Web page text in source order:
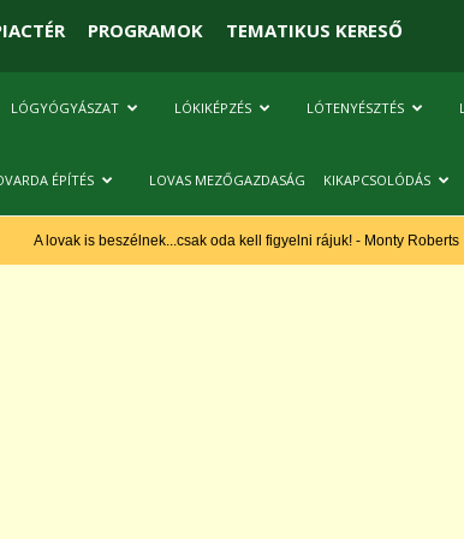
PROGRAMOK TEMATIKUS KERESŐ
LÓGYÓGYÁSZAT LÓKIKÉPZÉS LÓTENYÉSZTÉS
ÉPÍTÉS LOVAS MEZŐGAZDASÁG KIKAPCSOLÓDÁS
A lovak is beszélnek...csak oda kell figyelni rájuk! - Monty Roberts